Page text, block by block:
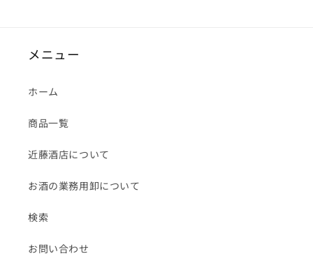
メニュー
ホーム
商品一覧
近藤酒店について
お酒の業務用卸について
検索
お問い合わせ